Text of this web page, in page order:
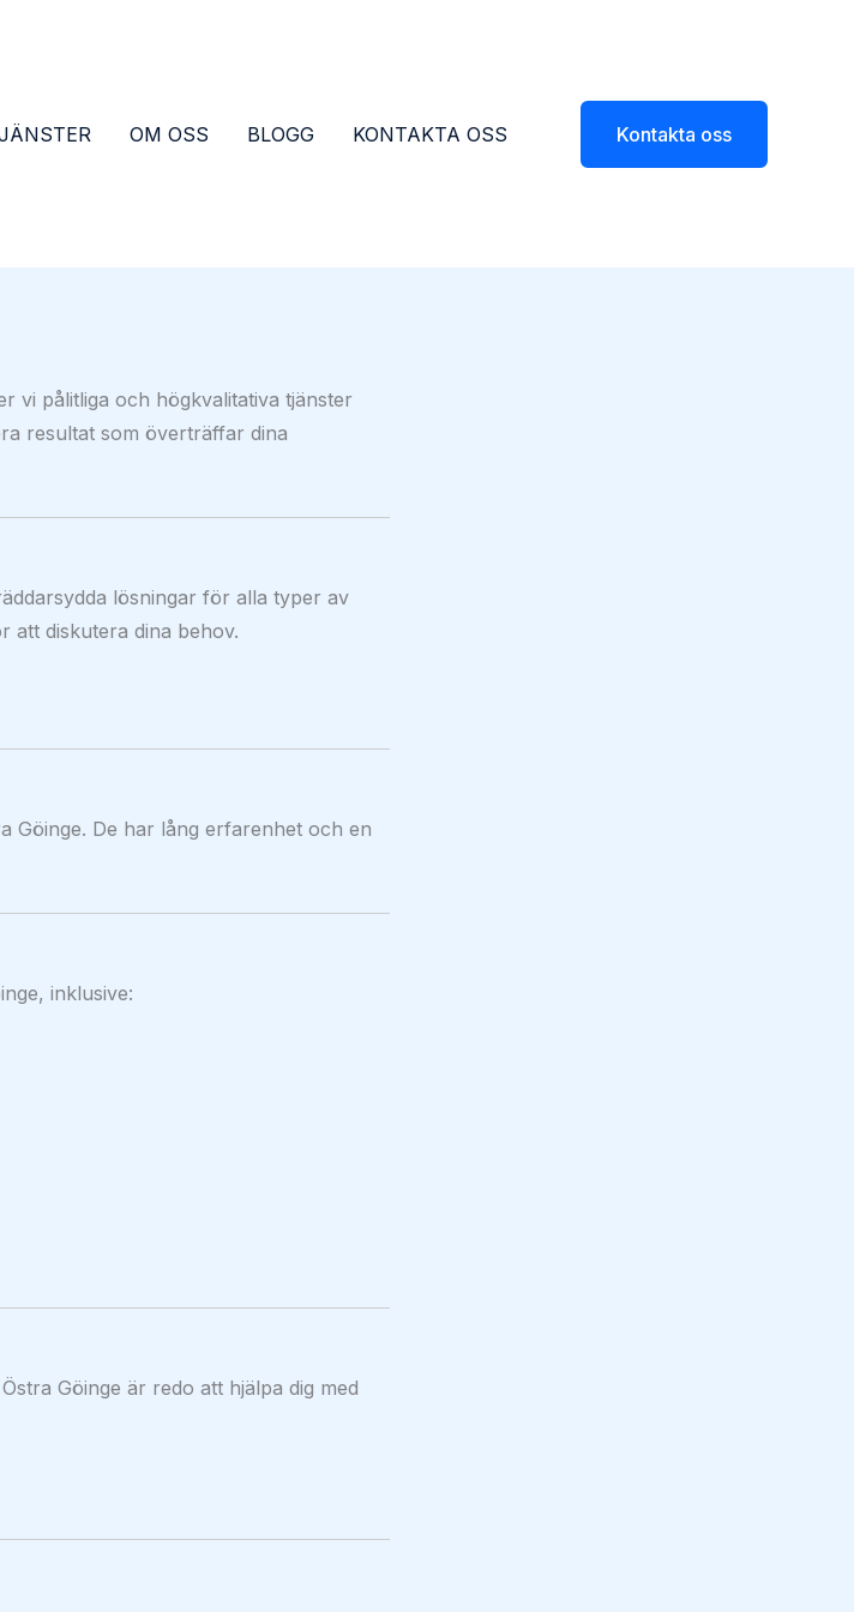
OM OSS BLOGG KONTAKTA OSS Kontakta oss
vi pålitliga och högkvalitativa tjänster
resultat som överträffar dina
lösningar för alla typer av
att diskutera dina behov.
Göinge. De har lång erfarenhet och en
inklusive:
Göinge är redo att hjälpa dig med